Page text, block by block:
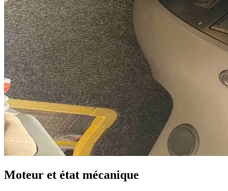
Moteur et état mécanique